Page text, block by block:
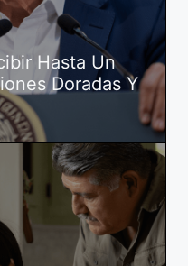
Hasta Un
Doradas Y